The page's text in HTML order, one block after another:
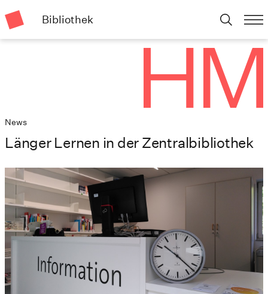
Bibliothek
News
Länger Lernen in der Zentralbibliothek